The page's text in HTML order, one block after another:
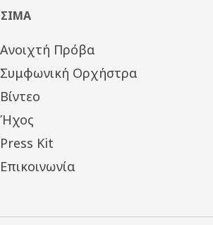
Ανοιχτή Πρόβα
Συμφωνική Ορχήστρα
Βίντεο
Ήχος
Press Kit
Επικοινωνία